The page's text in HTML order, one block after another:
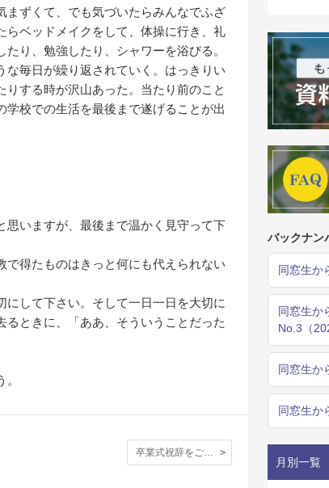
まずくて、でも気づいたらみんなでふざ
らベッドメイクをして、体操に行き、礼
り、勉強したり、シャワーを浴びる。
毎日が繰り返されていく。はっきりい
する時が沢山あった。当たり前のこと
校での生活を最後まで遂げることが出
いますが、最後まで温かく見守って下
得たものはきっと何にも代えられない
して下さい。そして一日一日を大切に
ときに、「ああ、そういうことだった
卒業式祝辞をご紹介します: 理事兼卒業生代表 ８期生 須藤達哉様（欧州三井住友海上英国支店長）
バックナン
同窓生か
同窓生か
No.3（
同窓生か
同窓生か
月別一覧